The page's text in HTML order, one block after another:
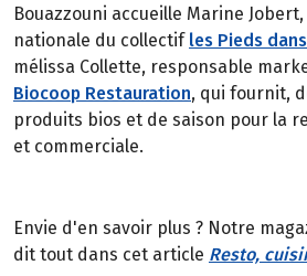
Bouazzouni accueille Marine
nationale du collectif les Pieds
mélissa Collette, responsable
Biocoop Restauration, qui fournit,
produits bios et de saison pour la
et commerciale.
Envie d'en savoir plus ? Notre
dit tout dans cet article Resto,